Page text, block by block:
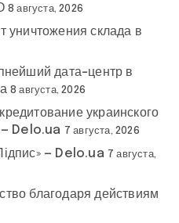
8 августа, 2026
склада в
дата-центр в
8 августа, 2026
украинского
— Delo.ua 7 августа, 2026
— Delo.ua 7 августа,
благодаря действиям